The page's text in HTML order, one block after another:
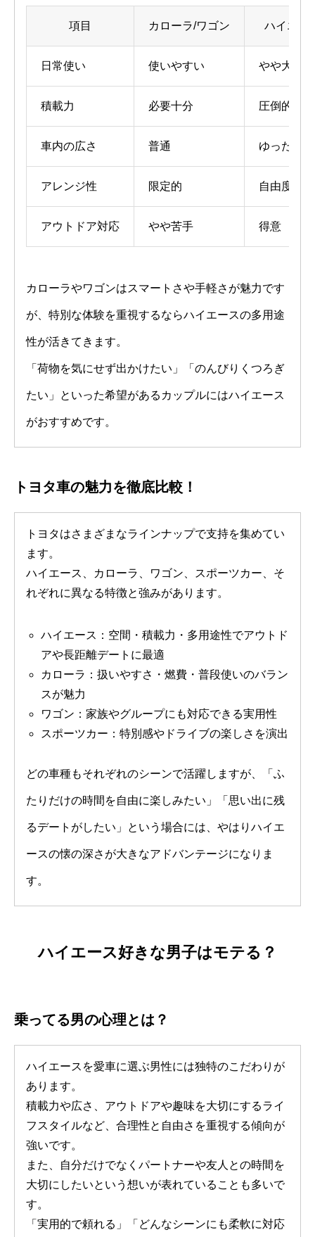
項目 カローラ/ワゴン ハイエー
日常使い 使いやすい やや大きめ
積載力 必要十分 圧倒的な
車内の広さ 普通 ゆったり
アレンジ性 限定的 自由度が
アウトドア対応 やや苦手 得意
カローラやワゴンはスマートさや手軽さが魅力です
が、特別な体験を重視するならハイエースの多用途
性が活きてきます。
「荷物を気にせず出かけたい」「のんびりくつろぎ
たい」といった希望があるカップルにはハイエース
がおすすめです。
トヨタ車の魅力を徹底比較！
トヨタはさまざまなラインナップで支持を集めてい
ます。
ハイエース、カローラ、ワゴン、スポーツカー、そ
れぞれに異なる特徴と強みがあります。
ハイエース：空間・積載力・多用途性でアウトド
アや長距離デートに最適
カローラ：扱いやすさ・燃費・普段使いのバラン
スが魅力
ワゴン：家族やグループにも対応できる実用性
スポーツカー：特別感やドライブの楽しさを演出
どの車種もそれぞれのシーンで活躍しますが、「ふ
たりだけの時間を自由に楽しみたい」「思い出に残
るデートがしたい」という場合には、やはりハイエ
ースの懐の深さが大きなアドバンテージになりま
す。
ハイエース好きな男子はモテる？
乗ってる男の心理とは？
ハイエースを愛車に選ぶ男性には独特のこだわりが
あります。
積載力や広さ、アウトドアや趣味を大切にするライ
フスタイルなど、合理性と自由さを重視する傾向が
強いです。
また、自分だけでなくパートナーや友人との時間を
大切にしたいという想いが表れていることも多いで
す。
「実用的で頼れる」「どんなシーンにも柔軟に対応